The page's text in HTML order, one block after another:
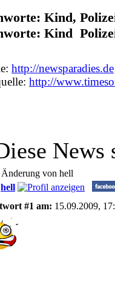
Kind,
Kind
http://newsparadies.de
http://
News
von hell
hell
#1 am: 15.09.2009,